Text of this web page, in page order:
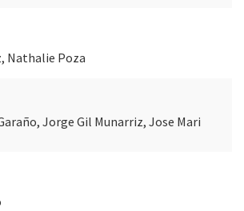
Nathalie Poza
Jorge Gil Munarriz, Jose Mari